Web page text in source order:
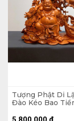
Tượng Phật Di
Đào Kéo Bao
Sâu 18 (cm)